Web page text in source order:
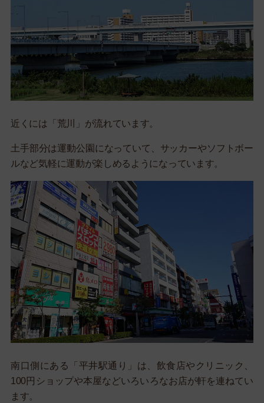
近くには「荒川」が流れています。
土手部分は運動公園になっていて、サッカーやソフトボー
ルなど気軽に運動が楽しめるようになっています。
南口側にある「平井駅通り」は、飲食店やクリニック、
100円ショップや本屋などいろいろなお店が軒を連ねてい
ます。